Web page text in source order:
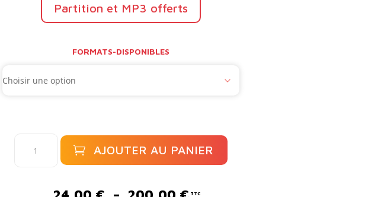
Partition et MP3 offerts
FORMATS-DISPONIBLES
AJOUTER AU PANIER
Plage